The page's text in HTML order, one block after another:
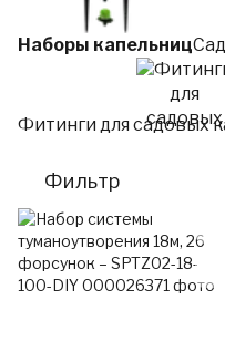
Наборы капельниц
Фитинги для садовых
Фильтр